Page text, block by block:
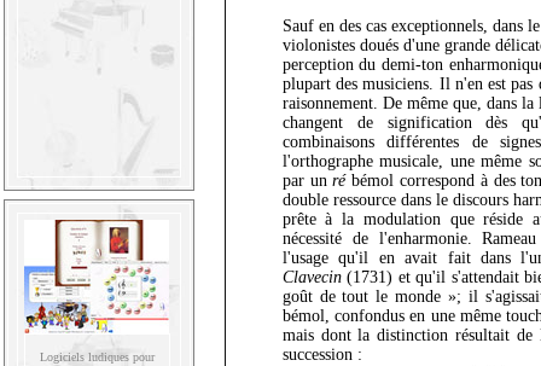
Logiciels ludiques pour
Sauf en des cas exceptionnels, dans
violonistes doués d'une grande
perception du demi-ton
plupart des musiciens. Il n'en est
raisonnement. De même que, dans la
changent de signification dès
combinaisons différentes de
l'orthographe musicale, une même
par unrébémol correspond à des
double ressource dans le discours
prête à la modulation que réside
nécessité de l'enharmonie.
l'usage qu'il en avait fait dans
Clavecin(1731) et qu'il s'attendait
goût de tout le monde »; il
bémol, confondus en une même
mais dont la distinction résultait
succession :